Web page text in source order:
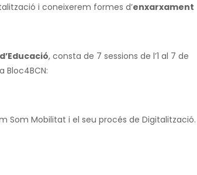
i coneixerem formes d’enxarxament
, consta de 7 sessions de l’1 al 7 de
Bloc4BCN:
Som Mobilitat i el seu procés de Digitalització.